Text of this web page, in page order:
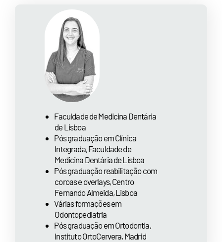
⁠Faculdade de Medicina Dentária
de Lisboa
⁠Pós graduação em Clínica
Integrada, Faculdade de
Medicina Dentária de Lisboa
⁠Pós graduação reabilitação com
coroas e overlays, Centro
Fernando Almeida, Lisboa
⁠Várias formações em
Odontopediatria
⁠Pós graduação em Ortodontia,
Instituto OrtoCervera, Madrid